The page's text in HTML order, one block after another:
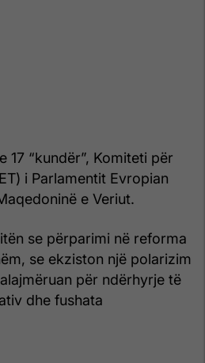
17 “kundër”, Komiteti për
i Parlamentit Evropian
e Veriut.
se përparimi në reforma
se ekziston një polarizim
për ndërhyrje të
dhe fushata